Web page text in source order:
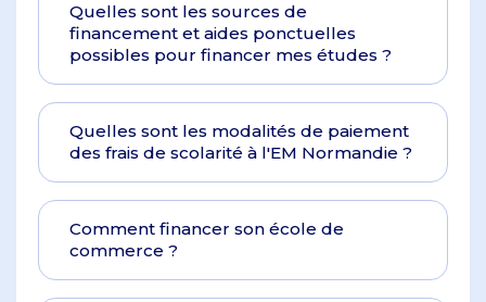
Quelles sont les sources de
financement et aides ponctuelles
possibles pour financer mes études ?
Quelles sont les modalités de paiement
des frais de scolarité à l'EM Normandie ?
Comment financer son école de
commerce ?